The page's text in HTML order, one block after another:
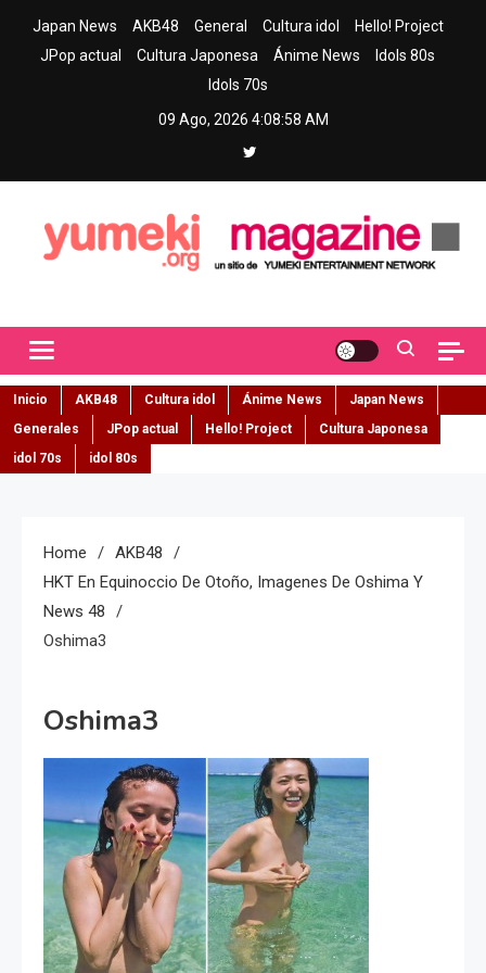
Japan News AKB48 General Cultura idol
Hello! Project
JPop actual
Cultura Japonesa Ánime News
Idols 80s
Idols 70s
09 Ago, 2026 4:08:59 AM
Inicio AKB48 Cultura idol Ánime News
Japan News
Generales
JPop actual Hello! Project
Cultura Japonesa
idol 70s
idol 80s
Home
AKB48
HKT En Equinoccio De Otoño, Imagenes De Oshima Y
News 48
Oshima3
Oshima3